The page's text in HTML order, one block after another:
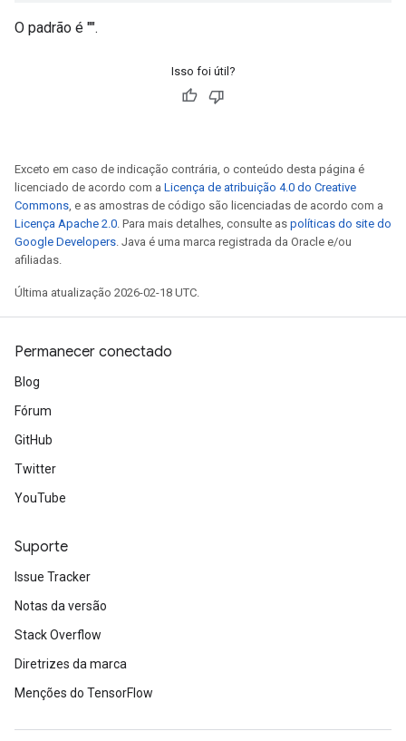
O padrão é "".
Isso foi útil?
Exceto em caso de indicação contrária, o conteúdo desta página é
licenciado de acordo com a Licença de atribuição 4.0 do Creative
Commons, e as amostras de código são licenciadas de acordo com a
Licença Apache 2.0. Para mais detalhes, consulte as políticas do site do
Google Developers. Java é uma marca registrada da Oracle e/ou
afiliadas.
Última atualização 2026-02-18 UTC.
Permanecer conectado
Blog
Fórum
GitHub
Twitter
YouTube
Suporte
Issue Tracker
Notas da versão
Stack Overflow
Diretrizes da marca
Menções do TensorFlow